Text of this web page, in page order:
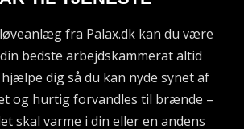
fra Palax.dk kan du være
bedste arbejdskammerat altid
dig så du kan nyde synet af
og hurtig forvandles til brænde –
skal varme i din eller en andens